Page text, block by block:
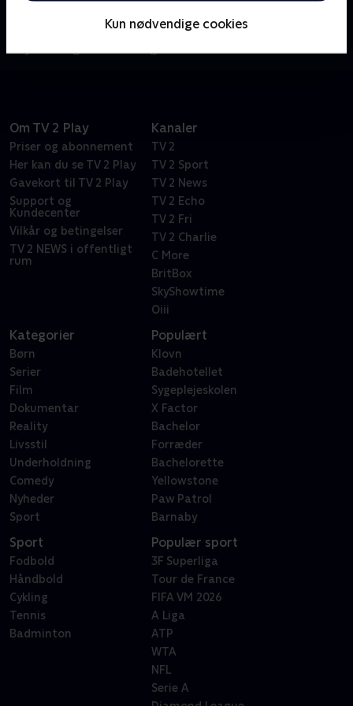
Kun nødvendige cookies
underlige artefakter, mystiske relikvier, fantastiske
Om TV 2 Play
Priser og abonnement
Her kan du se TV 2 Play
Gavekort til TV 2 Play
Support og
Kundecenter
Vilkår og betingelser
TV 2 NEWS i offentligt
rum
Kanaler
TV 2
TV 2 Sport
TV 2 News
TV 2 Echo
TV 2 Fri
TV 2 Charlie
C More
BritBox
SkyShowtime
Oiii
Kategorier
Børn
Serier
Film
Dokumentar
Reality
Livsstil
Underholdning
Comedy
Nyheder
Sport
Populært
Klovn
Badehotellet
Sygeplejeskolen
X Factor
Bachelor
Forræder
Bachelorette
Yellowstone
Paw Patrol
Barnaby
Sport
Fodbold
Håndbold
Cykling
Tennis
Badminton
Populær sport
3F Superliga
Tour de France
FIFA VM 2026
A Liga
ATP
WTA
NFL
Serie A